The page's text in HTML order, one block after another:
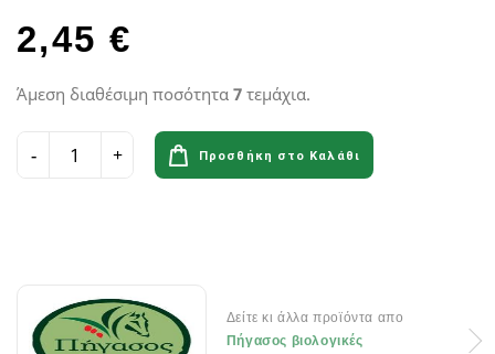
2,45 €
Άμεση διαθέσιμη ποσότητα 7 τεμάχια.
Προσθήκη στο Καλάθι
Δείτε κι άλλα προϊόντα απο
Πήγασος βιολογικές